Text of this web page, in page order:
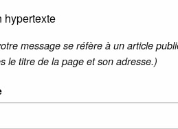
hypertexte
message se réfère à un article
le titre de la page et son adresse.)